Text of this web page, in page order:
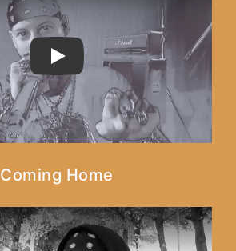
Coming Home